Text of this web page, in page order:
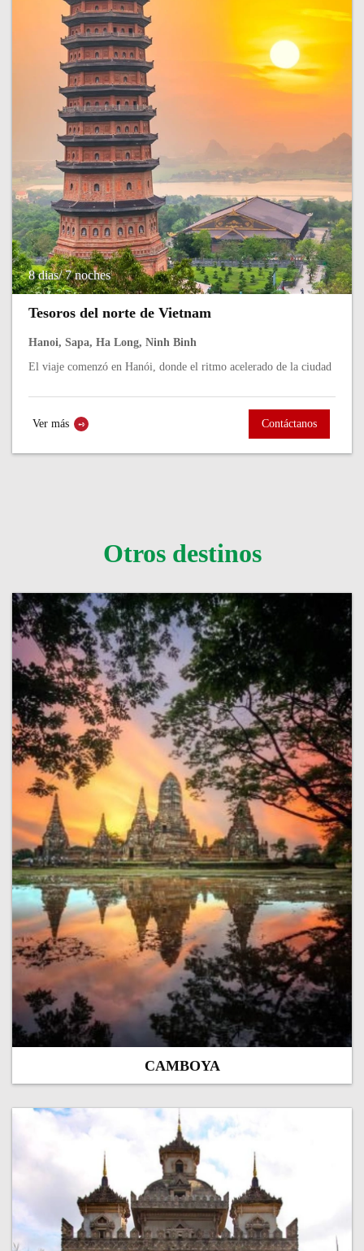
8 dias/ 7 noches
Tesoros del norte de Vietnam
Hanoi, Sapa, Ha Long, Ninh Binh
El viaje comenzó en Hanói, donde el ritmo acelerado de la ciudad
probar su...
Ver más Contáctanos
Otros destinos
CAMBOYA